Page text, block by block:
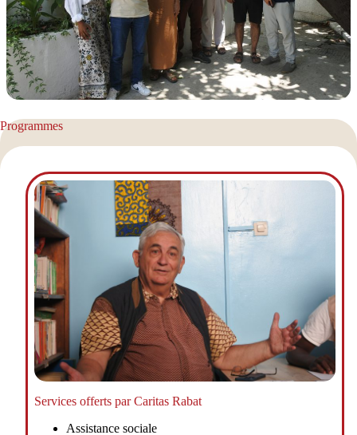
Programmes
Services offerts par Caritas Rabat
Assistance sociale